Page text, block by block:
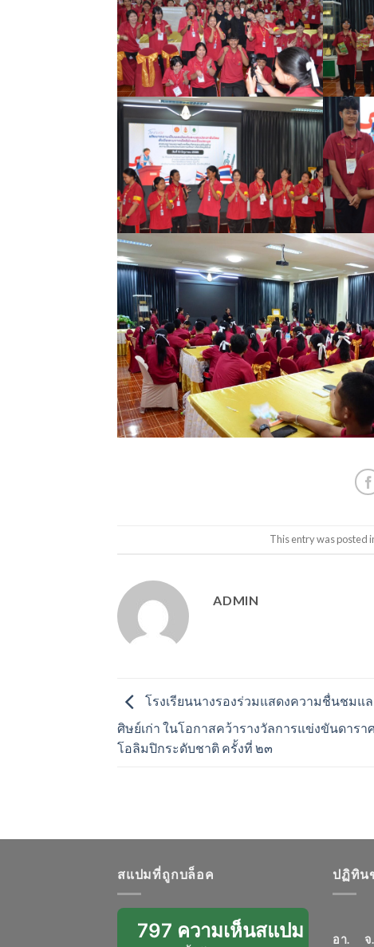
This entry was posted
ADMIN
โรงเรียนนางรองร่วมแสดงความชื่นชมแ
ศิษย์เก่า ในโอกาสคว้ารางวัลการแข่งขันดารา
โอลิมปิกระดับชาติ ครั้งที่ ๒๓
สแปมที่ถูกบล็อค
797 ความเห็นสแปม
ปฏิทิน
อา. จ.